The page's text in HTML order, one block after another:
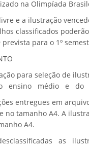
na Olimpíada
e a ilustração
classificados
prevista para o 1º
para seleção de
ensino médio e do
entregues em
no tamanho A4. A
A4.
as